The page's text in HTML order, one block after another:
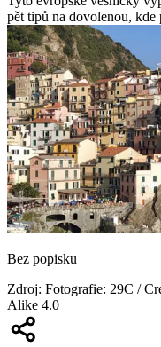
pět tipů na dovolenou, kde
Bez popisku
Zdroj: Fotografie: 29C /
Alike 4.0